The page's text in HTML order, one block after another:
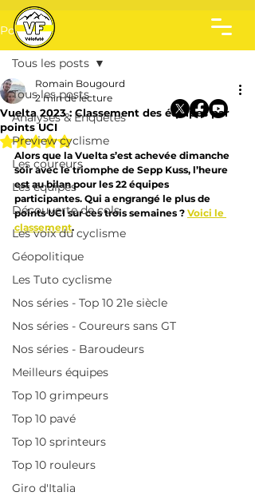
Post
Tous les posts
Analyses & Enquêtes
Preview cyclisme
Les coureurs
Les équipes
Découverte de cols
Les voix du cyclisme
Géopolitique
Les Tuto cyclisme
Nos séries - Top 10 21e siècle
Nos séries - Coureurs sans GT
Nos séries - Baroudeurs
Meilleurs équipes
Top 10 grimpeurs
Top 10 pavé
Top 10 sprinteurs
Top 10 rouleurs
Giro d'Italia
Tous les posts
Vuelta 2023 : Classement des équipes par
points UCI
Romain Bougourd
2 min de lecture
Noté NaN étoiles sur 5.
Alors que la Vuelta s’est achevée dimanche
soir avec le triomphe de Sepp Kuss, l’heure
est au bilan pour les 22 équipes
participantes. Qui a engrangé le plus de
points UCI sur ces trois semaines ? Voici le
classement.